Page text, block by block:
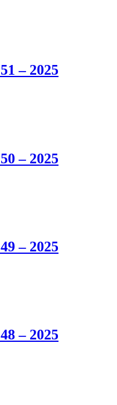
– 2025
– 2025
– 2025
– 2025